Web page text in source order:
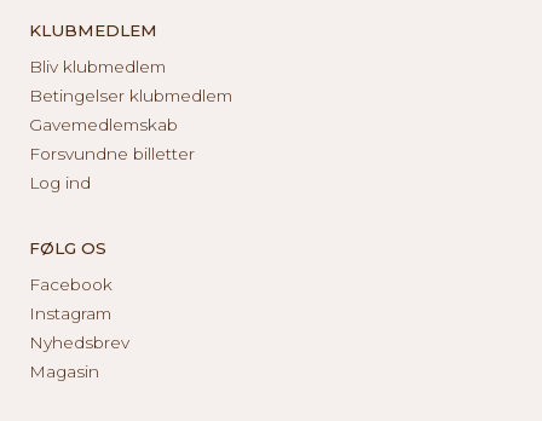
KLUBMEDLEM
Bliv klubmedlem
Betingelser klubmedlem
Gavemedlemskab
Forsvundne billetter
Log ind
FØLG OS
Facebook
Instagram
Nyhedsbrev
Magasin